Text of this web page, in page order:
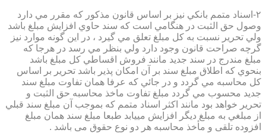
۲-اسناد متمم بانكي نيز بر اساس قانون مذكور كه مقرر مي دارد
وصول حق الثبت در هنگامي است كه سند حاوي افزايش مبلغ باشد
ولي تحرير نسبت به كل مبلغ تعلق مي گيرد ، در اين گونه موارد نيز
گرچه صراحت قانون وجود دارد ولي بنظر مي رسد در هرجا كه
مبلغ مندرج در سند جديد مانند فروش اقساطي كل مبلغ باشد
بنحوي كه اطلاق مبلغ سند بر آن امكان پذير باشد تحرير بر اساس
كل محاسبه مي گردد و در جائي كه عرفا همان تفاوت مبلغ سند
جديد محسوب مي گردد مبلغ تفاوت ماخذ محاسبه حق الثبت و
تحرير خواهد بود مانند اكثر اسناد متمم كه بموجب آن مبلغ سند قبلي
از مبلغي به مبلغ ديگر افزايش مييابد طبعا مبلغ سند همان مبلغ
افزوده تلقی و مأخذ محاسبه هر دو نوع حقوق می باشد .